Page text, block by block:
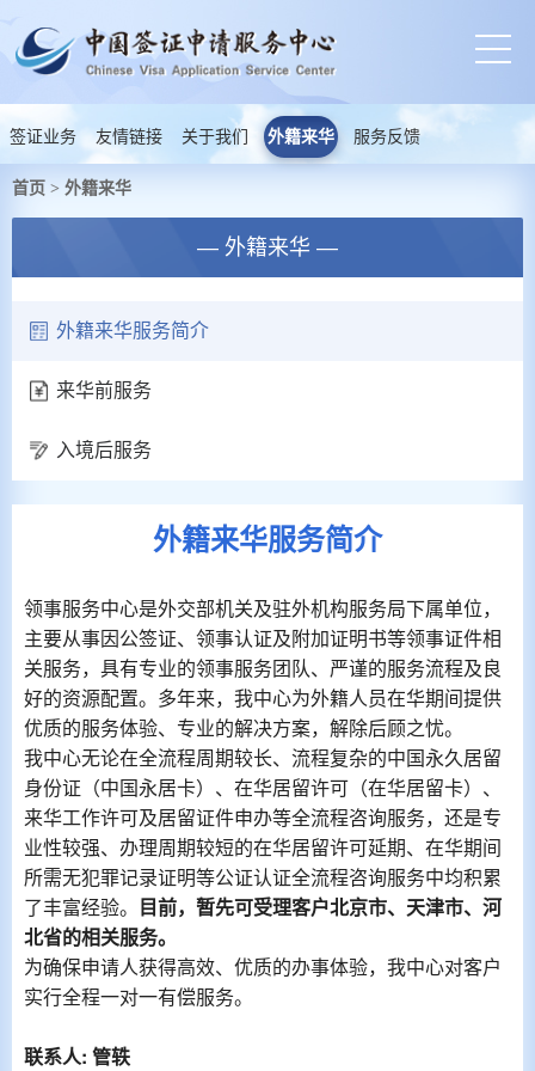
签证业务 友情链接 关于我们 外籍来华 服务反馈
首页 > 外籍来华
— 外籍来华 —
外籍来华服务简介
来华前服务
入境后服务
外籍来华服务简介
领事服务中心是外交部机关及驻外机构服务局下属单位，
主要从事因公签证、领事认证及附加证明书等领事证件相
关服务，具有专业的领事服务团队、严谨的服务流程及良
好的资源配置。多年来，我中心为外籍人员在华期间提供
优质的服务体验、专业的解决方案，解除后顾之忧。
我中心无论在全流程周期较长、流程复杂的中国永久居留
身份证（中国永居卡）、在华居留许可（在华居留卡）、
来华工作许可及居留证件申办等全流程咨询服务，还是专
业性较强、办理周期较短的在华居留许可延期、在华期间
所需无犯罪记录证明等公证认证全流程咨询服务中均积累
了丰富经验。 目前，暂先可受理客户北京市、天津市、河
北省的相关服务。
为确保申请人获得高效、优质的办事体验，我中心对客户
实行全程一对一有偿服务。
联系人: 管轶